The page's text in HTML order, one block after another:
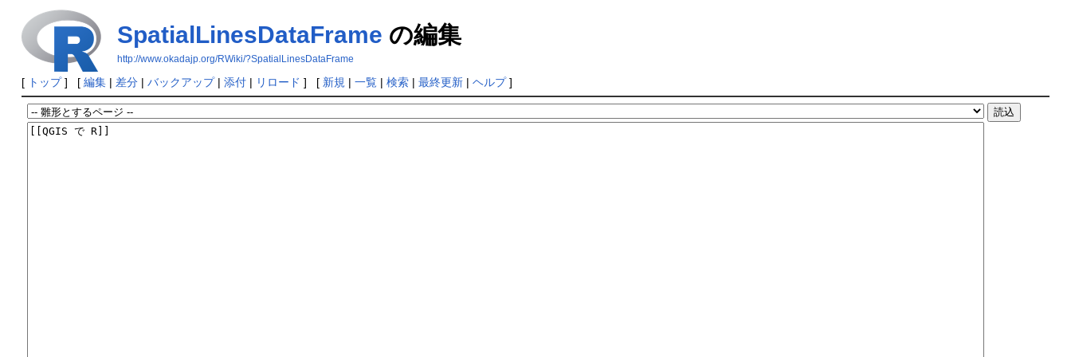
SpatialLinesDataFrame の編集
http://www.okadajp.org/RWiki/?SpatialLinesDataFrame
[ トップ] [ 編集| 差分| バックアップ| 添付| リロード ] [ 新規 | 一覧| 検索| 最終更新| ヘルプ]